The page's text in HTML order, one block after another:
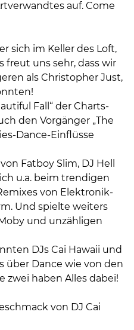
auf. Come
sich im Keller des Loft,
freut uns sehr, dass wir
als Christopher Just,
Fall“ der Charts-
den Vorgänger „The
Dance-Einflüsse
Fatboy Slim, DJ Hell
u.a. beim trendigen
von Elektronik-
Und spielte weiters
und unzähligen
DJs Cai Hawaii und
über Dance wie von den
zwei haben Alles dabei!
von DJ Cai